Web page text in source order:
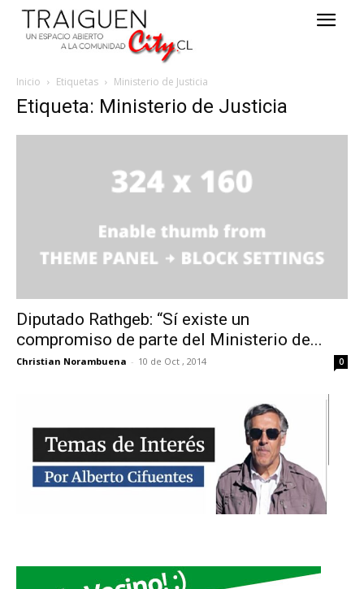
Inicio Etiquetas Ministerio de Justicia
Etiqueta: Ministerio de Justicia
Diputado Rathgeb: “Sí existe un
compromiso de parte del Ministerio de...
Christian Norambuena - 10 de Oct , 2014 0